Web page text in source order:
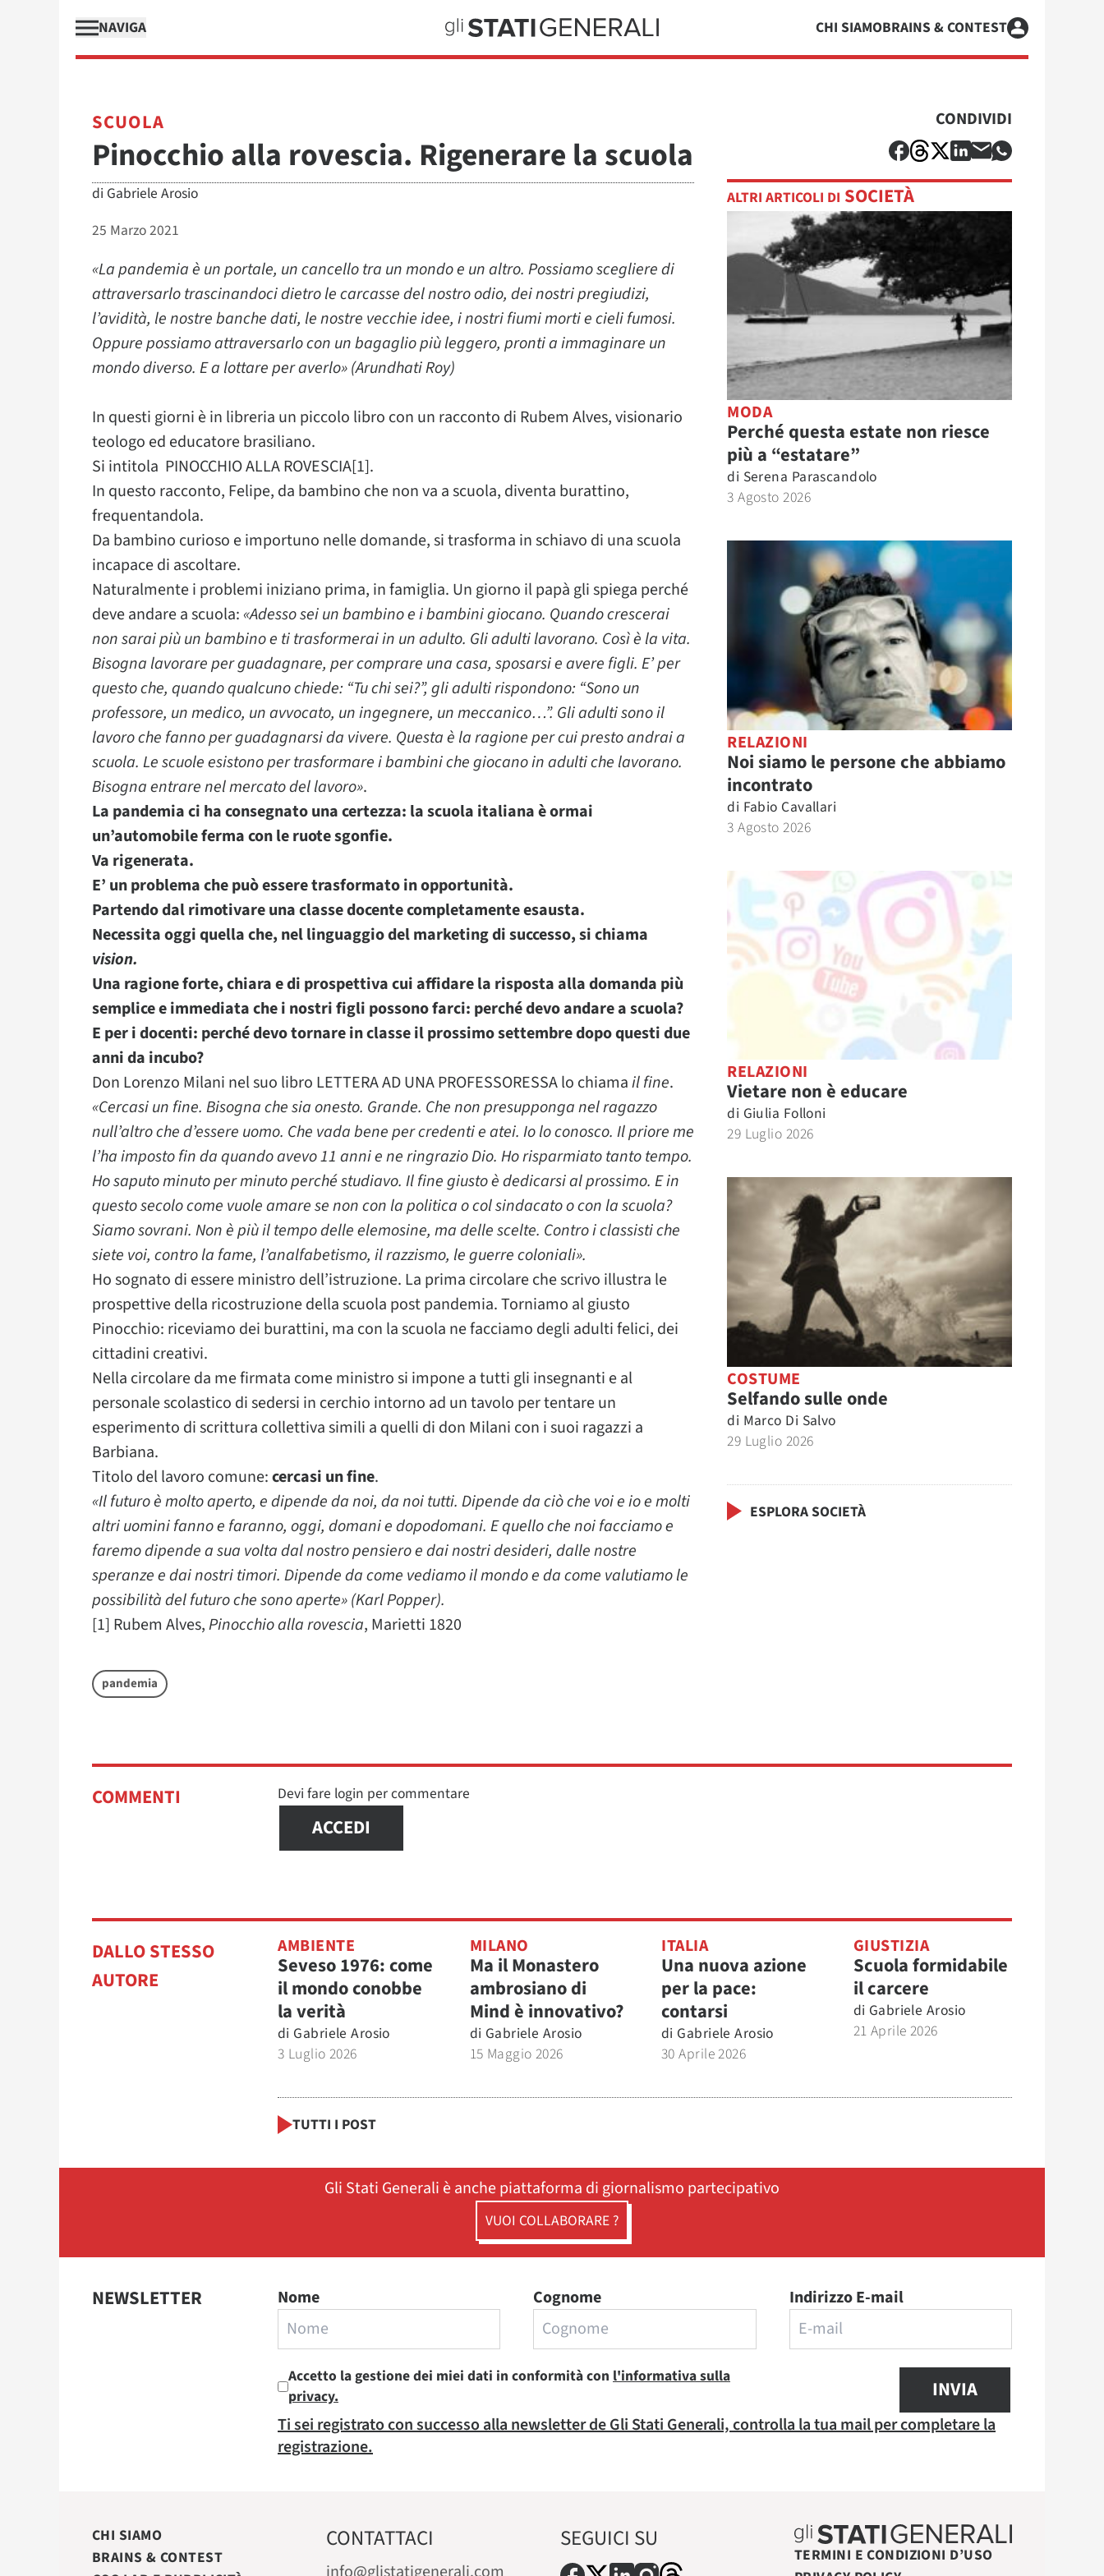
NAVIGA CHI SIAMOBRAINS & CONTEST
SCUOLA
Pinocchio alla rovescia. Rigenerare la scuola
di Gabriele Arosio
25 Marzo 2021
«La pandemia è un portale, un cancello tra un mondo e un altro. Possiamo scegliere di
attraversarlo trascinandoci dietro le carcasse del nostro odio, dei nostri pregiudizi,
l’avidità, le nostre banche dati, le nostre vecchie idee, i nostri fiumi morti e cieli fumosi.
Oppure possiamo attraversarlo con un bagaglio più leggero, pronti a immaginare un
mondo diverso. E a lottare per averlo» (Arundhati Roy)
In questi giorni è in libreria un piccolo libro con un racconto di Rubem Alves, visionario
teologo ed educatore brasiliano.
Si intitola PINOCCHIO ALLA ROVESCIA[1].
In questo racconto, Felipe, da bambino che non va a scuola, diventa burattino,
frequentandola.
Da bambino curioso e importuno nelle domande, si trasforma in schiavo di una scuola
incapace di ascoltare.
Naturalmente i problemi iniziano prima, in famiglia. Un giorno il papà gli spiega perché
deve andare a scuola: «Adesso sei un bambino e i bambini giocano. Quando crescerai
non sarai più un bambino e ti trasformerai in un adulto. Gli adulti lavorano. Così è la vita.
Bisogna lavorare per guadagnare, per comprare una casa, sposarsi e avere figli. E’ per
questo che, quando qualcuno chiede: “Tu chi sei?”, gli adulti rispondono: “Sono un
professore, un medico, un avvocato, un ingegnere, un meccanico…”. Gli adulti sono il
lavoro che fanno per guadagnarsi da vivere. Questa è la ragione per cui presto andrai a
scuola. Le scuole esistono per trasformare i bambini che giocano in adulti che lavorano.
Bisogna entrare nel mercato del lavoro».
La pandemia ci ha consegnato una certezza: la scuola italiana è ormai
un’automobile ferma con le ruote sgonfie.
Va rigenerata.
E’ un problema che può essere trasformato in opportunità.
Partendo dal rimotivare una classe docente completamente esausta.
Necessita oggi quella che, nel linguaggio del marketing di successo, si chiama
vision.
Una ragione forte, chiara e di prospettiva cui affidare la risposta alla domanda più
semplice e immediata che i nostri figli possono farci: perché devo andare a scuola?
E per i docenti: perché devo tornare in classe il prossimo settembre dopo questi due
anni da incubo?
Don Lorenzo Milani nel suo libro LETTERA AD UNA PROFESSORESSA lo chiamail fine.
«Cercasi un fine. Bisogna che sia onesto. Grande. Che non presupponga nel ragazzo
null’altro che d’essere uomo. Che vada bene per credenti e atei. Io lo conosco. Il priore me
l’ha imposto fin da quando avevo 11 anni e ne ringrazio Dio. Ho risparmiato tanto tempo.
Ho saputo minuto per minuto perché studiavo. Il fine giusto è dedicarsi al prossimo. E in
questo secolo come vuole amare se non con la politica o col sindacato o con la scuola?
Siamo sovrani. Non è più il tempo delle elemosine, ma delle scelte. Contro i classisti che
siete voi, contro la fame, l’analfabetismo, il razzismo, le guerre coloniali».
Ho sognato di essere ministro dell’istruzione. La prima circolare che scrivo illustra le
prospettive della ricostruzione della scuola post pandemia. Torniamo al giusto
Pinocchio: riceviamo dei burattini, ma con la scuola ne facciamo degli adulti felici, dei
cittadini creativi.
Nella circolare da me firmata come ministro si impone a tutti gli insegnanti e al
personale scolastico di sedersi in cerchio intorno ad un tavolo per tentare un
esperimento di scrittura collettiva simili a quelli di don Milani con i suoi ragazzi a
Barbiana.
Titolo del lavoro comune:cercasi un fine.
«Il futuro è molto aperto, e dipende da noi, da noi tutti. Dipende da ciò che voi e io e molti
altri uomini fanno e faranno, oggi, domani e dopodomani. E quello che noi facciamo e
faremo dipende a sua volta dal nostro pensiero e dai nostri desideri, dalle nostre
speranze e dai nostri timori. Dipende da come vediamo il mondo e da come valutiamo le
possibilità del futuro che sono aperte» (Karl Popper).
[1] Rubem Alves,Pinocchio alla rovescia, Marietti 1820
pandemia
CONDIVIDI
ALTRI ARTICOLI DI SOCIETÀ
MODA
Perché questa estate non riesce
più a “estatare”
di Serena Parascandolo
3 Agosto 2026
RELAZIONI
Noi siamo le persone che abbiamo
incontrato
di Fabio Cavallari
3 Agosto 2026
RELAZIONI
Vietare non è educare
di Giulia Folloni
29 Luglio 2026
COSTUME
Selfando sulle onde
di Marco Di Salvo
29 Luglio 2026
ESPLORA SOCIETÀ
COMMENTI Devi fare login per commentare
ACCEDI
DALLO STESSO
AUTORE
AMBIENTE
Seveso 1976: come
il mondo conobbe
la verità
di Gabriele Arosio
3 Luglio 2026
MILANO
Ma il Monastero
ambrosiano di
Mind è innovativo?
di Gabriele Arosio
15 Maggio 2026
ITALIA
Una nuova azione
per la pace:
contarsi
di Gabriele Arosio
30 Aprile 2026
GIUSTIZIA
Scuola formidabile
il carcere
di Gabriele Arosio
21 Aprile 2026
TUTTI I POST
Gli Stati Generali è anche piattaforma di giornalismo partecipativo
VUOI COLLABORARE ?
NEWSLETTER Nome Cognome Indirizzo E-mail
Accetto la gestione dei miei dati in conformità con l'informativa sulla
privacy.
INVIA
Ti sei registrato con successo alla newsletter de Gli Stati Generali, controlla la tua mail per completare la
registrazione.
CHI SIAMO
BRAINS & CONTEST
CONTATTACI SEGUICI SU
TERMINI E CONDIZIONI D’USO